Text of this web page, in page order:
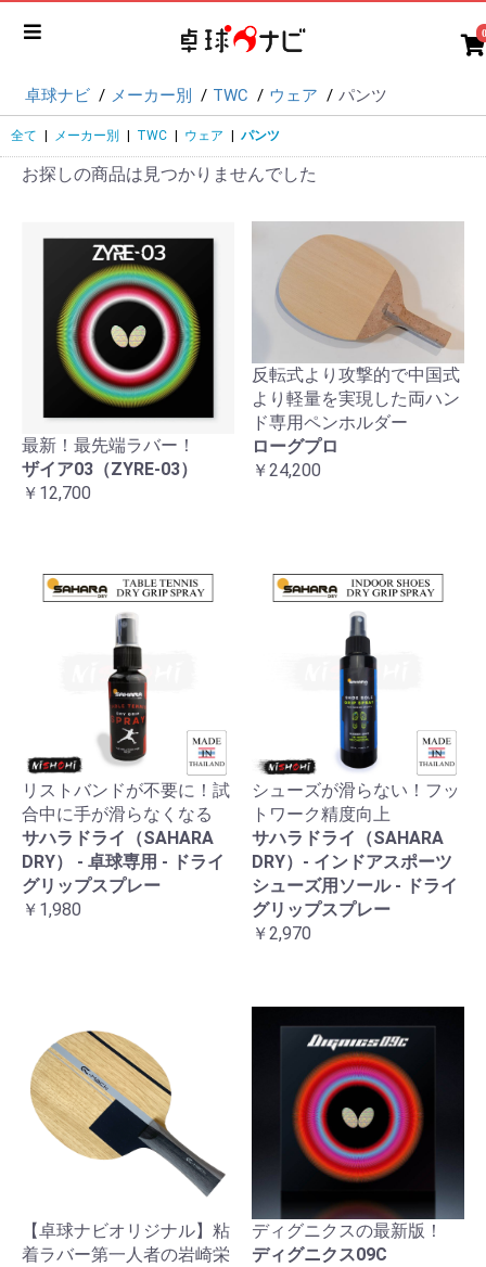
0
卓球ナビ メーカー別 TWC ウェア パンツ
全て メーカー別 TWC ウェア パンツ
お探しの商品は見つかりませんでした
最新！最先端ラバー！
ザイア03（ZYRE-03）
￥12,700
反転式より攻撃的で中国式
より軽量を実現した両ハン
ド専用ペンホルダー
ローグプロ
￥24,200
リストバンドが不要に！試
合中に手が滑らなくなる
サハラドライ（SAHARA
DRY） - 卓球専用 - ドライ
グリップスプレー
￥1,980
シューズが滑らない！フッ
トワーク精度向上
サハラドライ（SAHARA
DRY）- インドアスポーツ
シューズ用ソール - ドライ
グリップスプレー
￥2,970
【卓球ナビオリジナル】粘
着ラバー第一人者の岩崎栄
ディグニクスの最新版！
ディグニクス09C